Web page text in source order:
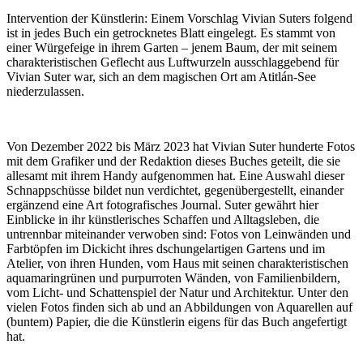
Intervention der Künstlerin: Einem Vorschlag Vivian Suters folgend
ist in jedes Buch ein getrocknetes Blatt eingelegt. Es stammt von
einer Würgefeige in ihrem Garten – jenem Baum, der mit seinem
charakteristischen Geflecht aus Luftwurzeln ausschlaggebend für
Vivian Suter war, sich an dem magischen Ort am Atitlán-See
niederzulassen.
Von Dezember 2022 bis März 2023 hat Vivian Suter hunderte Fotos
mit dem Grafiker und der Redaktion dieses Buches geteilt, die sie
allesamt mit ihrem Handy aufgenommen hat. Eine Auswahl dieser
Schnappschüsse bildet nun verdichtet, gegenübergestellt, einander
ergänzend eine Art fotografisches Journal. Suter gewährt hier
Einblicke in ihr künstlerisches Schaffen und Alltagsleben, die
untrennbar miteinander verwoben sind: Fotos von Leinwänden und
Farbtöpfen im Dickicht ihres dschungelartigen Gartens und im
Atelier, von ihren Hunden, vom Haus mit seinen charakteristischen
aquamaringrünen und purpurroten Wänden, von Familienbildern,
vom Licht- und Schattenspiel der Natur und Architektur. Unter den
vielen Fotos finden sich ab und an Abbildungen von Aquarellen auf
(buntem) Papier, die die Künstlerin eigens für das Buch angefertigt
hat.